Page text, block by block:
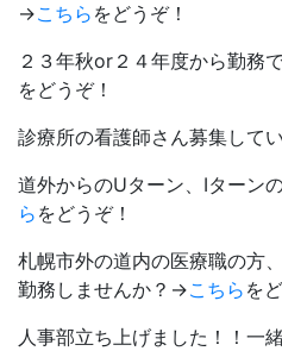
→こちら をどうぞ！
２３年秋or２４年度から勤務
をどうぞ！
診療所の看護師さん募集して
道外からのUターン、Iターン
ら をどうぞ！
札幌市外の道内の医療職の方
勤務しませんか？→こちら を
人事部立ち上げました！！一